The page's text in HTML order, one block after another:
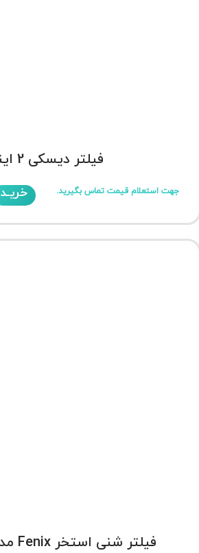
فیلتر دیسکی 2 اینچ
جهت استعلام قیمت تماس بگیرید. خریـد
فیلتر شنی استخر Fenix مدل STB350